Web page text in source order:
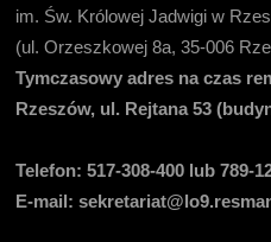
im. Św. Królowej Jadwigi w
(ul. Orzeszkowej 8a, 35-006
Tymczasowy adres na czas
Rzeszów, ul. Rejtana 53
Telefon:517-308-400 lub 789-
E-mail: